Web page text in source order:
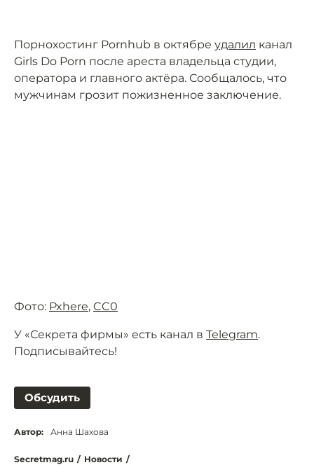
Порнохостинг Pornhub в октябре удалил канал
Girls Do Porn после ареста владельца студии,
оператора и главного актёра. Сообщалось, что
мужчинам грозит пожизненное заключение.
Фото: Pxhere, CC0
У «Секрета фирмы» есть канал в Telegram.
Подписывайтесь!
Обсудить
Автор: Анна Шахова
Secretmag.ru / Новости /